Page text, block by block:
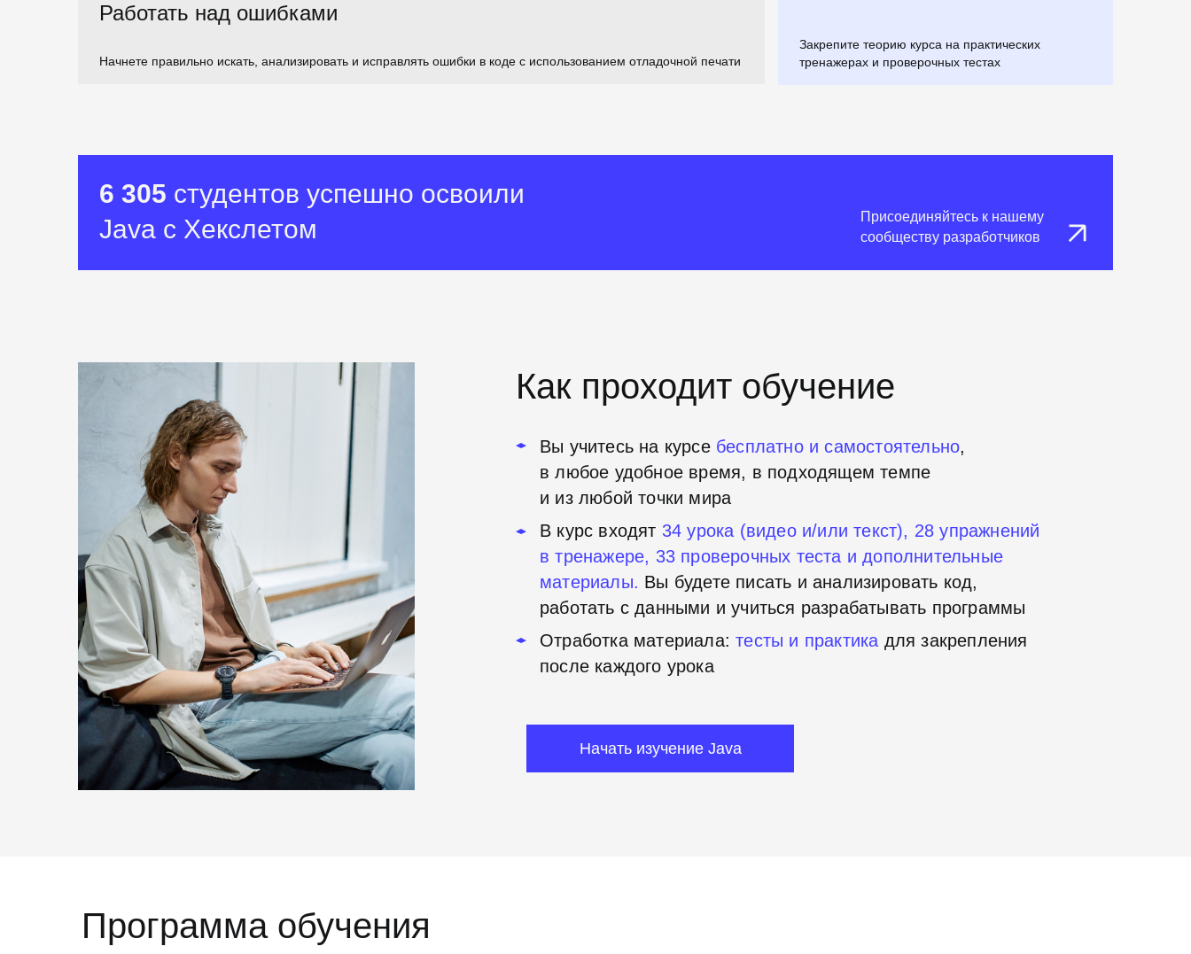
Закрепите теорию курса на практических
тренажерах и проверочных тестах
Работать над ошибками
Начнете правильно искать, анализировать и исправлять ошибки в коде с использованием отладочной печати
6 305 студентов успешно освоили
Java c Хекслетом
Присоединяйтесь к нашему
сообществу разработчиков
Как проходит обучение
Начать изучение Java
Вы учитесь на курсе бесплатно и самостоятельно,
в любое удобное время, в подходящем темпе
и из любой точки мира
В курс входят 34 урока (видео и/или текст), 28 упражнений
в тренажере, 33 проверочных теста и дополнительные
материалы. Вы будете писать и анализировать код,
работать с данными и учиться разрабатывать программы
Отработка материала:тесты и практика для закрепления
после каждого урока
Программа обучения